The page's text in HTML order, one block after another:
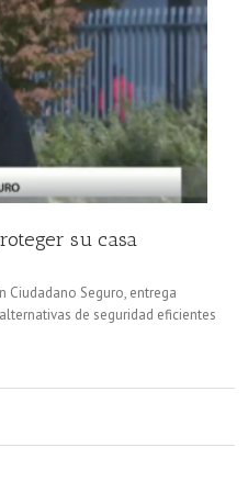
su casa
Ciudadano Seguro, entrega
de seguridad eficientes